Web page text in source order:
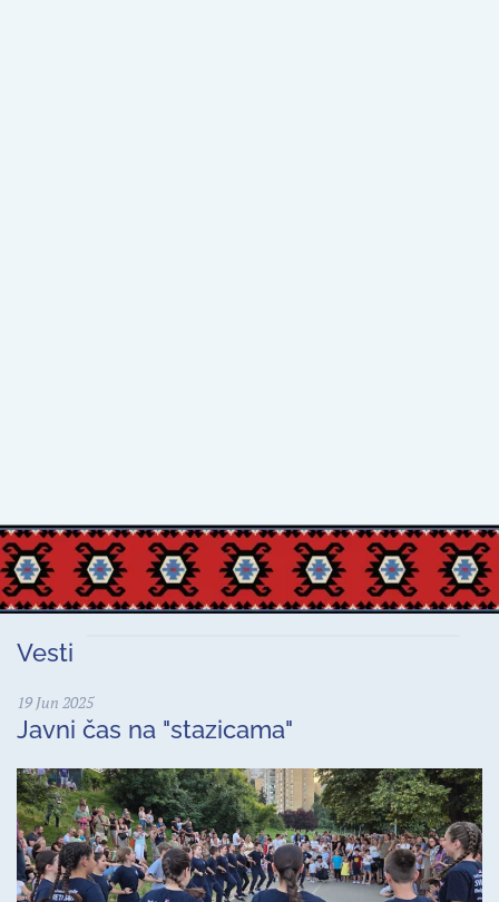
Vesti
19 Jun 2025
Javni čas na "stazicama"